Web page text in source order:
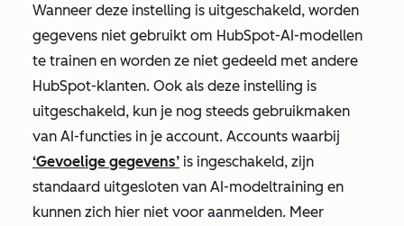
Wanneer deze instelling is uitgeschakeld, worden
gegevens niet gebruikt om HubSpot-AI-modellen
te trainen en worden ze niet gedeeld met andere
HubSpot-klanten. Ook als deze instelling is
uitgeschakeld, kun je nog steeds gebruikmaken
van AI-functies in je account. Accounts waarbij
‘Gevoelige gegevens’ is ingeschakeld, zijn
standaard uitgesloten van AI-modeltraining en
kunnen zich hier niet voor aanmelden. Meer